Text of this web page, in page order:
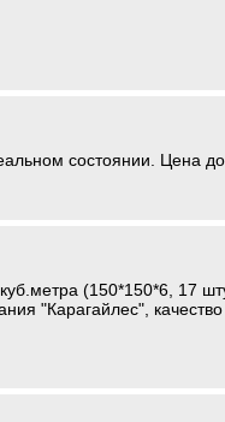
состоянии. Цена
(150*150*6, 17
"Карагайлес",